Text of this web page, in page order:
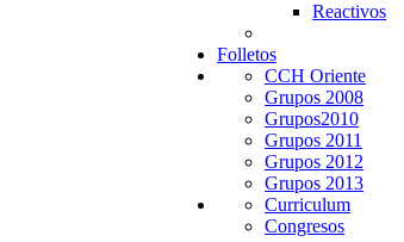
Reactivos
Folletos
CCH Oriente
Grupos 2008
Grupos2010
Grupos 2011
Grupos 2012
Grupos 2013
Curriculum
Congresos